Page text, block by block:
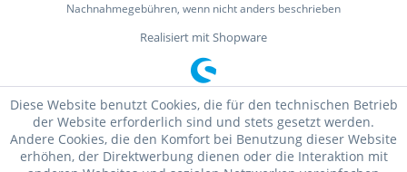
Nachnahmegebühren, wenn nicht anders beschrieben
Realisiert mit Shopware
Diese Website benutzt Cookies, die für den technischen Betrieb
der Website erforderlich sind und stets gesetzt werden.
Andere Cookies, die den Komfort bei Benutzung dieser Website
erhöhen, der Direktwerbung dienen oder die Interaktion mit